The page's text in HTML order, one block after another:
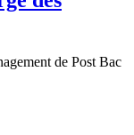
de Post Bac